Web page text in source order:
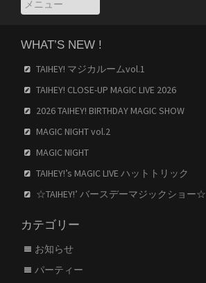
WHAT’S NEW !
TAIHEY! マジカルームvol.1
TAIHEY! CLOSE-UP MAGIC LIVE 2026
2026 TAIHEY! BIRTHDAY MAGIC SHOW
MAGIC NIGHT vol.2
MAGIC NIGHT
TAIHEY!’s MAGIC LIVE ハットトリック
☆TAIHEY!’ バースデーマジックショー☆
カテゴリー
お知らせ
パーティー